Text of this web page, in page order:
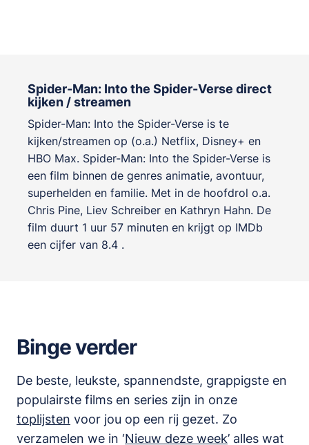
Spider-Man: Into the Spider-Verse direct
kijken / streamen
Spider-Man: Into the Spider-Verse is te
kijken/streamen op (o.a.) Netflix, Disney+ en
HBO Max. Spider-Man: Into the Spider-Verse is
een film binnen de genres animatie, avontuur,
superhelden en familie. Met in de hoofdrol o.a.
Chris Pine, Liev Schreiber en Kathryn Hahn. De
film duurt 1 uur 57 minuten en krijgt op IMDb
een cijfer van 8.4 .
Binge verder
De beste, leukste, spannendste, grappigste en
populairste films en series zijn in onze
toplijsten voor jou op een rij gezet. Zo
verzamelen we in ‘Nieuw deze week’ alles wat